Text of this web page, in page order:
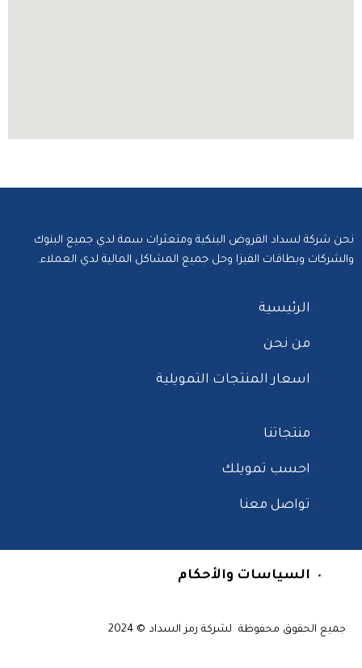
نحن شركة لسداد القروض البنكية ومتعثرات سمة لدي جميع البنوك
والشركات وبطاقات الفيزا وحل جميع المشاكل المالية لدي العملاء.‬
الرئيسية
من نحن
اسعار المنتجات التمويلية
منتجاتنا
احسب تمويلك
تواصل معنا
السياسات والأحكام
جميع الحقوق محفوظة لشركة رمز السداد © 2024